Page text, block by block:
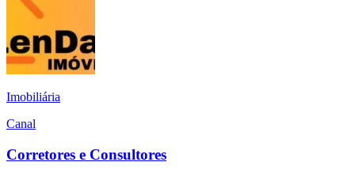
Imobiliária
Canal
Corretores e Consultores